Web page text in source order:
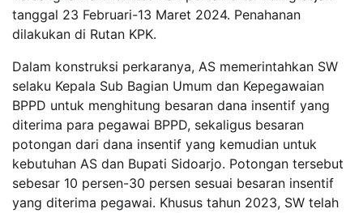
tanggal 23 Februari-13 Maret 2024. Penahanan
dilakukan di Rutan KPK.
Dalam konstruksi perkaranya, AS memerintahkan SW
selaku Kepala Sub Bagian Umum dan Kepegawaian
BPPD untuk menghitung besaran dana insentif yang
diterima para pegawai BPPD, sekaligus besaran
potongan dari dana insentif yang kemudian untuk
kebutuhan AS dan Bupati Sidoarjo. Potongan tersebut
sebesar 10 persen-30 persen sesuai besaran insentif
yang diterima pegawai. Khusus tahun 2023, SW telah